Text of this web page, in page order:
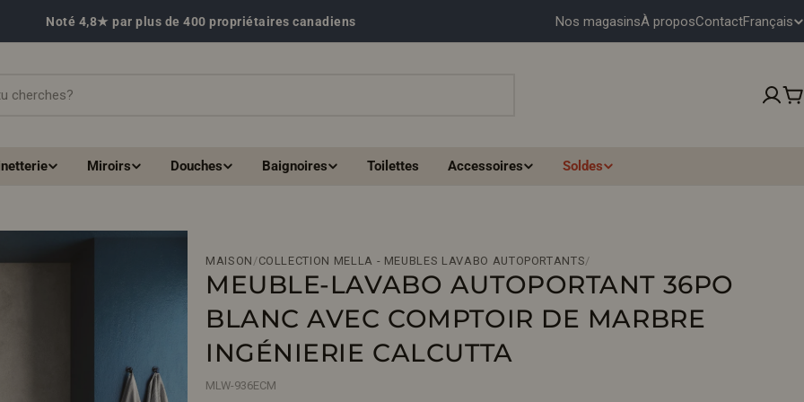
Noté 4,8★ par plus de 400 propriétaires canadiens Nos magasinsÀ proposContactL
N
Français
Miroirs Douches Baignoires Toilettes Accessoires Soldes
MAISON /COLLECTION MELLA - MEUBLES LAVABO AUTOPORTANTS/
MEUBLE-LAVABO AUTOPORTANT 36PO
BLANC AVEC COMPTOIR DE MARBRE
INGÉNIERIE CALCUTTA
MLW-936ECM